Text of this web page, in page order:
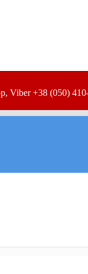
Viber +38 (050)